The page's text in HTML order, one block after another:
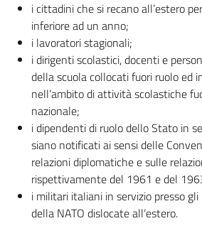
i cittadini che si recano all’estero
inferiore ad un anno;
i lavoratori stagionali;
i dirigenti scolastici, docenti e
della scuola collocati fuori ruolo ed
nell’ambito di attività scolastiche
nazionale;
i dipendenti di ruolo dello Stato in
siano notificati ai sensi delle
relazioni diplomatiche e sulle
rispettivamente del 1961 e del
i militari italiani in servizio presso
della NATO dislocate all’estero.